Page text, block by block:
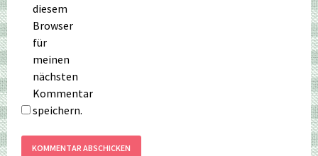
diesem
Browser
für
meinen
nächsten
Kommentar
speichern.